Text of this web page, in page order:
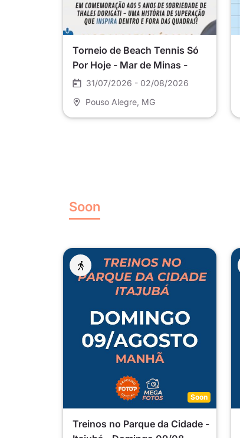
Torneio de Beach Tennis Só
Por Hoje - Mar de Minas -
Pouso Alegre
31/07/2026 - 02/08/2026
Pouso Alegre , MG
Soon
Soon
Treinos no Parque da Cidade -